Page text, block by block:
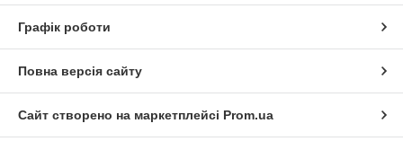
Графік роботи
Повна версія сайту
Сайт створено на маркетплейсі Prom.ua